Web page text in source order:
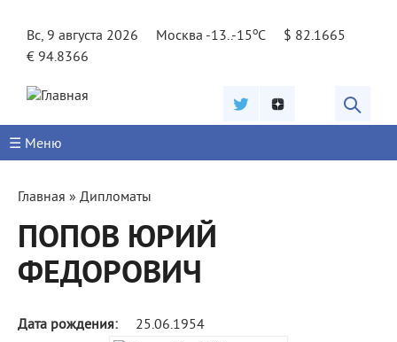
Вс, 9 августа 2026
Москва -13..-15oC
$ 82.1665
€ 94.8366
☰ Меню
Вы
здесь
Главная » Дипломаты
ПОПОВ ЮРИЙ
ФЕДОРОВИЧ
Дата рождения: 25.06.1954